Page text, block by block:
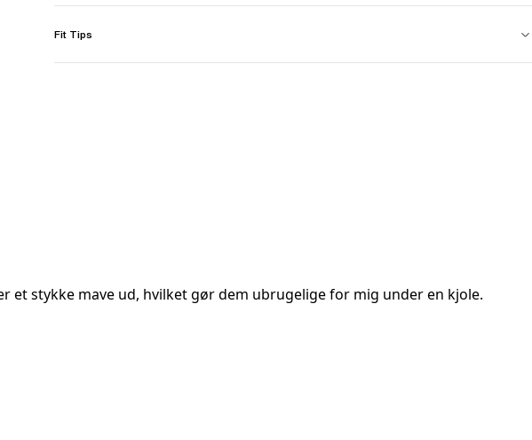
Fit Tips
et stykke mave ud, hvilket gør dem ubrugelige for mig under en kjole.